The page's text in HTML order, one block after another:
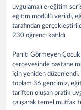
uygulamalı e-eğitim
eğitim modülü verildi,
tarafından
230 öğrenci katıldı.
Parıltı Görmeyen
çerçevesinde pastane
için yeniden
toplam 36 gencimiz,
tariften oluşan pratik
çalışarak temel mutfak